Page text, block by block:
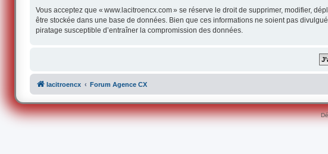
Vous acceptez que « www.lacitroencx.com » se réserve le droit de supprimer, modifier,
être stockée dans une base de données. Bien que ces informations ne soient pas
piratage susceptible d’entraîner la compromission des données.
lacitroencx Forum Agence CX